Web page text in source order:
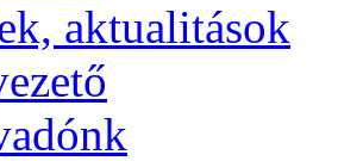
aktualitások